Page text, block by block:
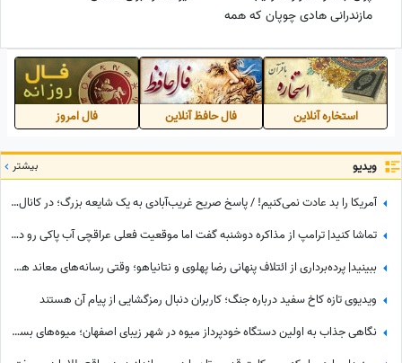
مازندرانی هادی چوپان که همه
هواپیمای رویاهایش😍
استخاره آنلاین فال حافظ آنلاین فال امروز
ویدیو بیشتر
آمریکا را بد عادت نمی‌کنیم! / پاسخ صریح غریب‌آبادی به یک شایعه بزرگ؛ در کانال عمان و پشت‌پرده تنگه هرمز چه می‌گذرد؟
تماشا کنید| ترامپ از مذاکره دوشنبه گفت اما موقعیت فعلی عراقچی آب پاکی رو دست کاخ‌سفیدنشینان ریخت؛ وزیر امورخارجه کجاست؟
ببینید| پرده‌برداری از ائتلاف پنهانی رضا پهلوی و نتانیاهو؛ وقتی رسانه‌های معاند هم به بی‌عرضگی اپوزیسیون اعتراف می‌کنند!
ویدیوی تازه کاخ سفید درباره جنگ؛ کاربران دنبال رمزگشایی از پیام آن هستند
نگاهی جذاب به اولین دستگاه خودپرداز میوه در شهر زیبای اصفهان؛ میوه‌های بسته بندی شده و خوش‌رنگ فقط با یه کارت کشیدن به دستتون میرسه+ویدیو/ عجب تکنولوژی باحالی😍